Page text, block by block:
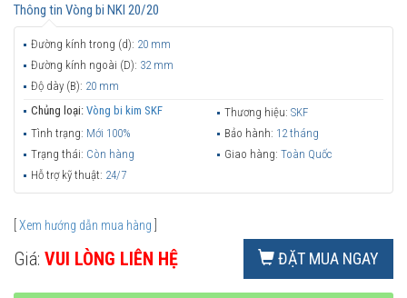
Thông tin Vòng bi NKI 20/20
Đường kính trong (d): 20 mm
Đường kính ngoài (D): 32 mm
Độ dày (B): 20 mm
Chủng loại: Vòng bi kim SKF Thương hiệu: SKF
Tình trạng: Mới 100% Bảo hành: 12 tháng
Trạng thái: Còn hàng Giao hàng: Toàn Quốc
Hỗ trợ kỹ thuật: 24/7
Xem hướng dẫn mua hàng
Giá: VUI LÒNG LIÊN HỆ ĐẶT MUA NGAY